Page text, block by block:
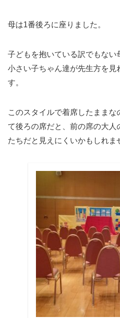
母は1番後ろに座りました。
子どもを抱いている訳でもな
小さい子ちゃん達が先生方を
す。
このスタイルで着席したままな
て後ろの席だと、前の席の大人
たちだと見えにくいかもしれま